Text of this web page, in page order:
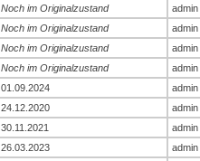
Noch im Originalzustand
admin
Noch im Originalzustand
admin
Noch im Originalzustand
admin
Noch im Originalzustand
admin
01.09.2024
admin
24.12.2020
admin
30.11.2021
admin
26.03.2023
admin